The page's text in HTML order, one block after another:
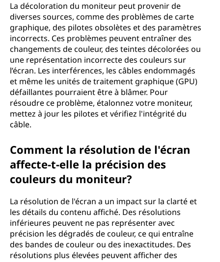
La décoloration du moniteur peut provenir de
diverses sources, comme des problèmes de carte
graphique, des pilotes obsolètes et des paramètres
incorrects. Ces problèmes peuvent entraîner des
changements de couleur, des teintes décolorées ou
une représentation incorrecte des couleurs sur
l’écran. Les interférences, les câbles endommagés
et même les unités de traitement graphique (GPU)
défaillantes pourraient être à blâmer. Pour
résoudre ce problème, étalonnez votre moniteur,
mettez à jour les pilotes et vérifiez l'intégrité du
câble.
Comment la résolution de l'écran
affecte-t-elle la précision des
couleurs du moniteur?
La résolution de l'écran a un impact sur la clarté et
les détails du contenu affiché. Des résolutions
inférieures peuvent ne pas représenter avec
précision les dégradés de couleur, ce qui entraîne
des bandes de couleur ou des inexactitudes. Des
résolutions plus élevées peuvent afficher des